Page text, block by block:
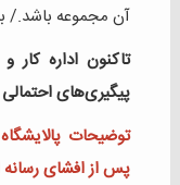
آن مجموعه باشد./
تاکنون اداره کار
پیگیری‌های
توضیحات
پس از افشای